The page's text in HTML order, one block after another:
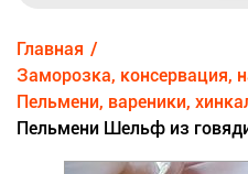
Главная
Заморозка, консервация,
Пельмени, вареники,
Пельмени Шельф из